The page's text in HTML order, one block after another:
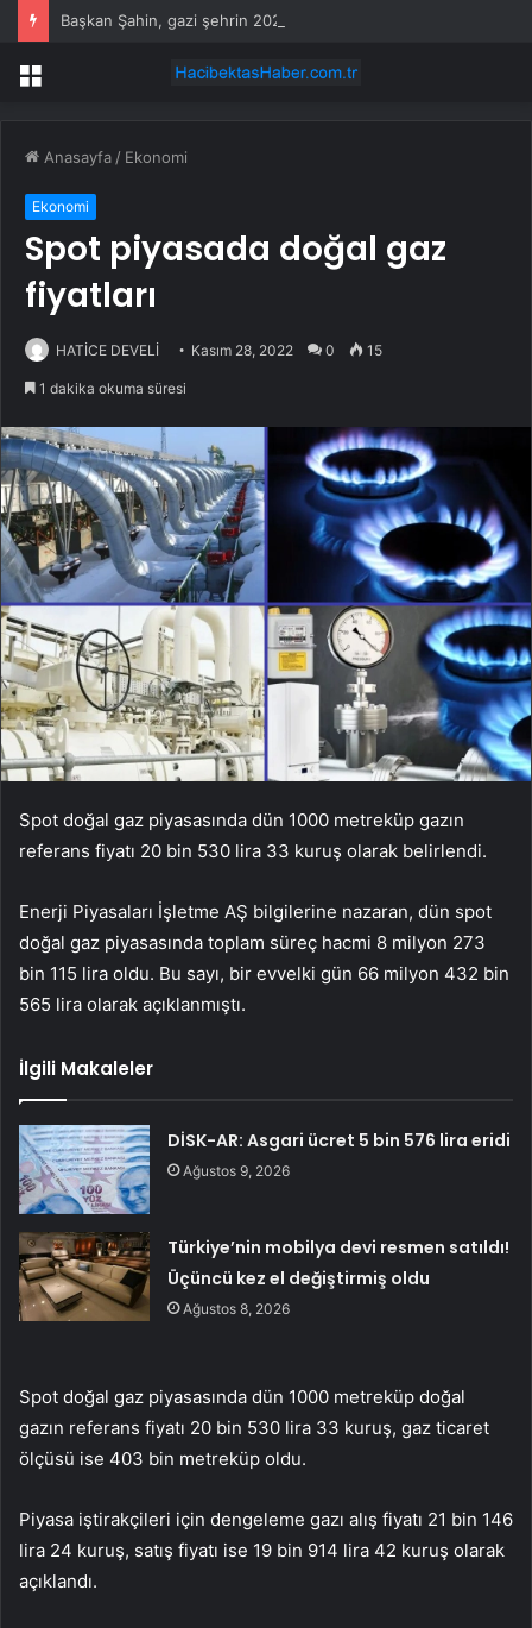
Menü
Anasayfa / Ekonomi
Ekonomi
Spot piyasada doğal gaz
fiyatları
HATİCE DEVELİ Kasım 28, 2022 0 15
1 dakika okuma süresi
Spot doğal gaz piyasasında dün 1000 metreküp gazın
referans fiyatı 20 bin 530 lira 33 kuruş olarak belirlendi.
Enerji Piyasaları İşletme AŞ bilgilerine nazaran, dün spot
doğal gaz piyasasında toplam süreç hacmi 8 milyon 273
bin 115 lira oldu. Bu sayı, bir evvelki gün 66 milyon 432 bin
565 lira olarak açıklanmıştı.
İlgili Makaleler
DİSK-AR: Asgari ücret 5 bin 576 lira eridi
Ağustos 9, 2026
Türkiye’nin mobilya devi resmen satıldı!
Üçüncü kez el değiştirmiş oldu
Ağustos 8, 2026
Spot doğal gaz piyasasında dün 1000 metreküp doğal
gazın referans fiyatı 20 bin 530 lira 33 kuruş, gaz ticaret
ölçüsü ise 403 bin metreküp oldu.
Piyasa iştirakçileri için dengeleme gazı alış fiyatı 21 bin 146
lira 24 kuruş, satış fiyatı ise 19 bin 914 lira 42 kuruş olarak
açıklandı.